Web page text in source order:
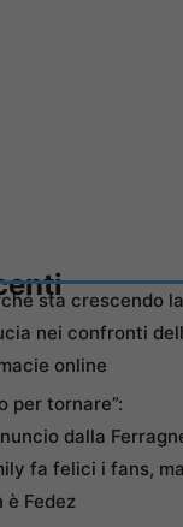
sta crescendo la
nei confronti
online
per tornare”:
dalla
fa felici i fans, ma
è Fedez